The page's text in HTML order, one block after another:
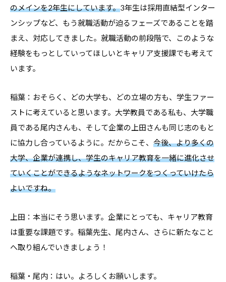
のメインを2年生にしています。3年生は採用直結型インター
ンシップなど、もう就職活動が迫るフェーズであることを踏
まえ、対応してきました。就職活動の前段階で、このような
経験をもっとしていってほしいとキャリア支援課でも考えて
います。
稲葉：おそらく、どの大学も、どの立場の方も、学生ファー
ストに考えていると思います。大学教員である私も、大学職
員である尾内さんも、そして企業の上田さんも同じ志のもと
に協力し合っているように。だからこそ、 今後、より多くの
大学、企業が連携し、学生のキャリア教育を一緒に進化させ
ていくことができるようなネットワークをつくっていけたら
よいですね。
上田：本当にそう思います。企業にとっても、キャリア教育
は重要な課題です。稲葉先生、尾内さん、さらに新たなこと
へ取り組んでいきましょう！
稲葉・尾内：はい。よろしくお願いします。